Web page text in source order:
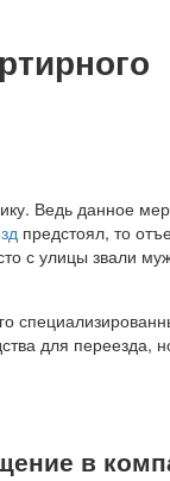
Ведь данное
предстоял, то
с улицы звали
для переезда,
в